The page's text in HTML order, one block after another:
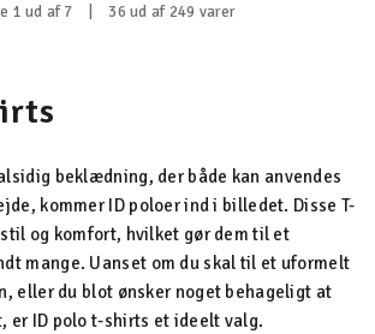
1 ud af 7 36 ud af 249 varer
beklædning, der både kan anvendes
kommer ID poloer ind i billedet. Disse T-
og komfort, hvilket gør dem til et
mange. Uanset om du skal til et uformelt
eller du blot ønsker noget behageligt at
er ID polo t-shirts et ideelt valg.